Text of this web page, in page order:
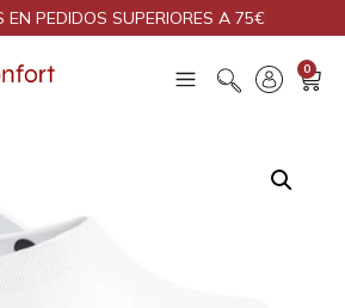
EN PEDIDOS SUPERIORES A 75€
0